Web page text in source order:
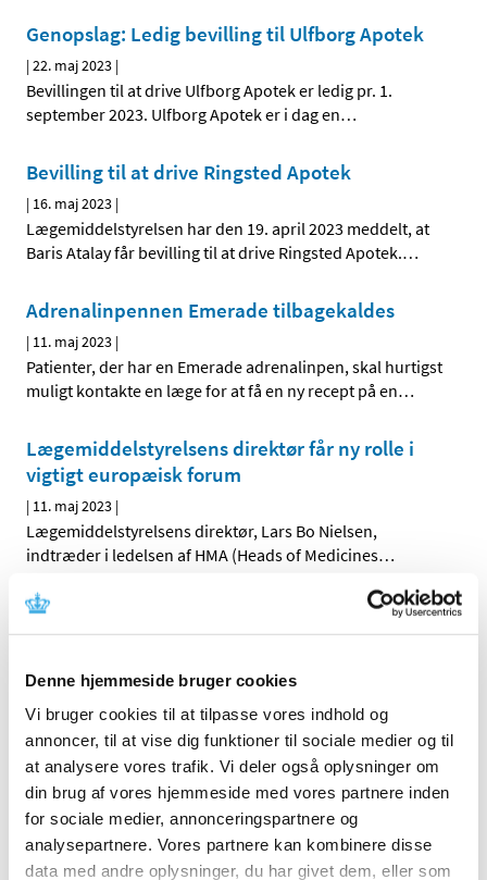
Denne hjemmeside bruger cookies
Vi bruger cookies til at tilpasse vores indhold og
annoncer, til at vise dig funktioner til sociale medier og til
at analysere vores trafik. Vi deler også oplysninger om
din brug af vores hjemmeside med vores partnere inden
for sociale medier, annonceringspartnere og
analysepartnere. Vores partnere kan kombinere disse
data med andre oplysninger, du har givet dem, eller som
Genopslag: Ledig bevilling til Ulfborg Apotek
|22. maj 2023 |
Bevillingen til at drive Ulfborg Apotek er ledig pr. 1.
september 2023. Ulfborg Apotek er i dag en…
Bevilling til at drive Ringsted Apotek
| 16. maj 2023 |
Lægemiddelstyrelsen har den 19. april 2023 meddelt, at
Baris Atalay får bevilling til at drive Ringsted Apotek.…
Adrenalinpennen Emerade tilbagekaldes
| 11. maj 2023 |
Patienter, der har en Emerade adrenalinpen, skal hurtigst
muligt kontakte en læge for at få en ny recept på en…
Lægemiddelstyrelsens direktør får ny rolle i
vigtigt europæisk forum
| 11. maj 2023 |
Lægemiddelstyrelsens direktør, Lars Bo Nielsen,
indtræder i ledelsen af HMA (Heads of Medicines…
Deltag i webinar del 2 om EU-forordningen for
medicinsk udstyr
|9. maj 2023
Få en bedre forståelse af regler og forpligtelser i EU-
forordningen for medicinsk udstyr og medicinsk udstyr
Covid-19-vacciners sikkerhed vurderes
fortløbende
3. maj 2023
Den Europæiske Bivirkningskomité (PRAC) offentliggør